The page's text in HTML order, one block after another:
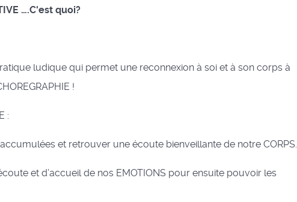
….C'est quoi?
ludique qui permet une reconnexion à soi et à son corps à
!
:
et retrouver une écoute bienveillante de notre CORPS.
et d’accueil de nos EMOTIONS pour ensuite pouvoir les